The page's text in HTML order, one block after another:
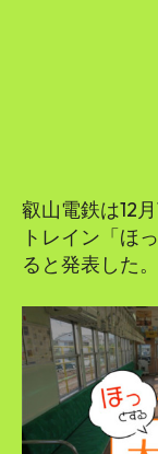
叡山電鉄は12
トレイン「ほ
ると発表した。